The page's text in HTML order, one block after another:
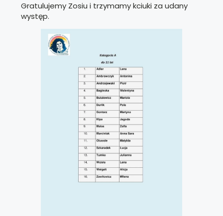
Gratulujemy Zosiu i trzymamy kciuki za udany
występ.